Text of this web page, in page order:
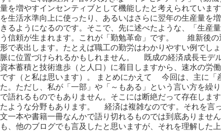
量を増やすインセンティブとして機能したと考えられてい
を生活水準向上に使ったり、あるいはさらに翌年の生産量を
きるようになるのです。そこで、先に述べたような、「生産
う信頼が生まれます。これが「勤勉革命」です。 維新後の
形で表出します。たとえば職工の勤労はわかりやすい例でし
脈に位置づけられるかもしれません。 既成の経済成長モデ
資本蓄積と技術進歩（と人口）に着目しますから、速水の労
です（と私は思います）。 まとめにかえて 今回は、主に「
た。ただし、私が「一部」や「～もある」という言い方を繰
で語れるものでもありません。そこには断絶だって存在しま
たような分野もあります。 経済は複雑なのです。それを言
文一本や書籍一冊なんかで語り切れるものでは到底ありま
も、他のブログでも言及したと思いますが、それを理解した